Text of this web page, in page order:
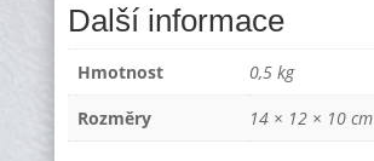
Další informace
Hmotnost
0,5 kg
Rozměry
14 × 12 × 10 cm